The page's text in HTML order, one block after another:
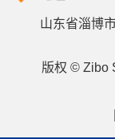
山东省淄博
版权 © Zibo